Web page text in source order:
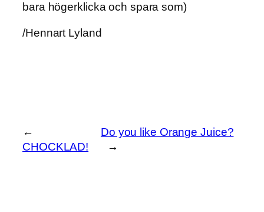
bara högerklicka och spara som)
/Hennart Lyland
←
CHOCKLAD!
Do you like Orange Juice?
→